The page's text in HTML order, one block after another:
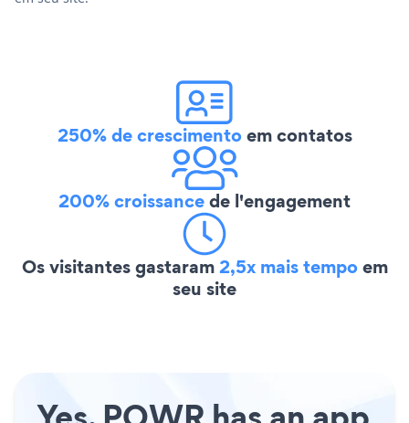
250% de crescimentoem contatos
200% croissancede l'engagement
Os visitantes gastaram2,5x mais tempoem
seu site